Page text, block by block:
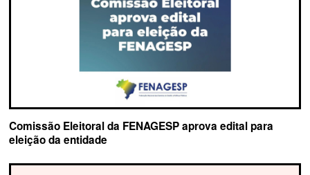
Comissão Eleitoral da FENAGESP aprova edital para
eleição da entidade